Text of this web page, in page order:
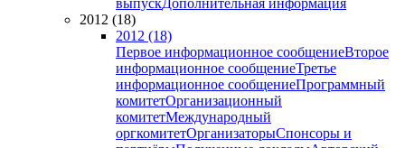
выпускДополнительная информация
2012 (18)
2012 (18)
Первое информационное сообщениеВторое
информационное сообщениеТретье
информационное сообщениеПрограммный
комитетОрганизационный
комитетМеждународный
оргкомитетОрганизаторыСпонсоры и